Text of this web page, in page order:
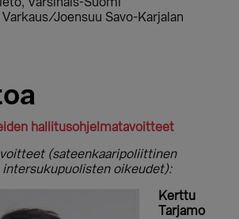
Joensuu Savo-Karjalan
hallitusohjelmatavoitteet
(sateenkaaripoliittinen
oikeudet):
Kerttu
Tarjamo